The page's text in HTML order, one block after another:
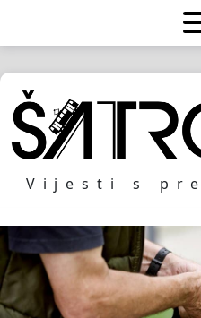
Vijesti s